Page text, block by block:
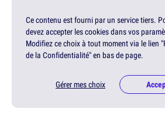
Ce contenu est fourni par un service tiers.
devez accepter les cookies dans vos
Modifiez ce choix à tout moment via le lien
de la Confidentialité" en bas de page.
Gérer mes choix